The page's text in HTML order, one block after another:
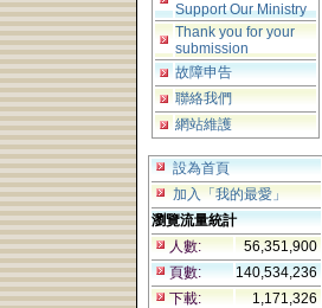
Support Our Ministry
Thank you for your
submission
故障申告
聯絡我們
網站維護
設為首頁
加入「我的最愛」
瀏覽流量統計
人數:
56,351,900
頁數:
140,534,236
下載:
1,171,326